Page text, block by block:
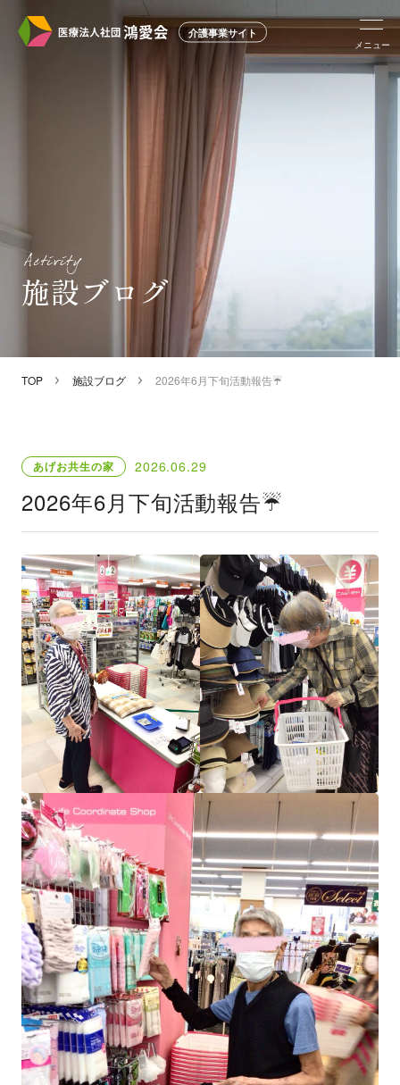
介護事業サイト
メニュー
施設ブログ
TOP 施設ブログ 2026年6月下旬活動報告☔
あげお共生の家 2026.06.29
2026年6月下旬活動報告☔